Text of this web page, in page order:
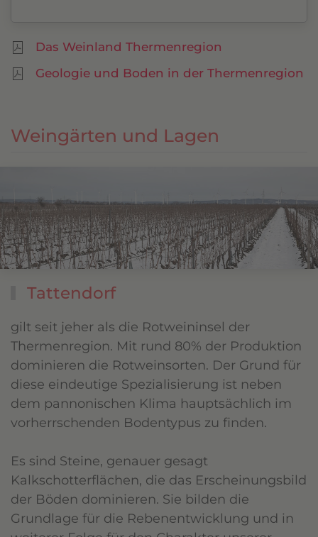
Das Weinland Thermenregion
Geologie und Boden in der Thermenregion
Weingärten und Lagen
Tattendorf
gilt seit jeher als die Rotweininsel der
Thermenregion. Mit rund 80% der Produktion
dominieren die Rotweinsorten. Der Grund für
diese eindeutige Spezialisierung ist neben
dem pannonischen Klima hauptsächlich im
vorherrschenden Bodentypus zu finden.
Es sind Steine, genauer gesagt
Kalkschotterflächen, die das Erscheinungsbild
der Böden dominieren. Sie bilden die
Grundlage für die Rebenentwicklung und in